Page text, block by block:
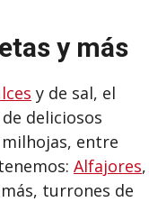
y más
y de sal, el
deliciosos
entre
Alfajores,
turrones de